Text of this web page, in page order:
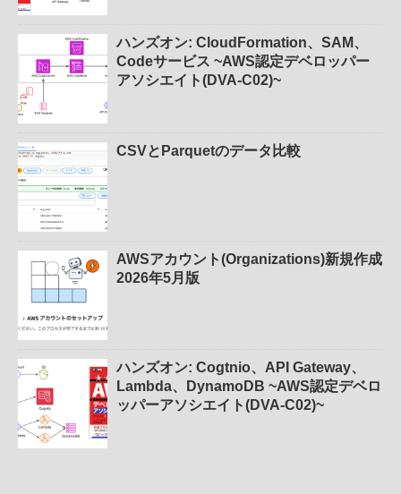
ハンズオン: CloudFormation、SAM、
Codeサービス ~AWS認定デベロッパー
アソシエイト(DVA-C02)~
CSVとParquetのデータ比較
AWSアカウント(Organizations)新規作成
2026年5月版
ハンズオン: Cogtnio、API Gateway、
Lambda、DynamoDB ~AWS認定デベロ
ッパーアソシエイト(DVA-C02)~